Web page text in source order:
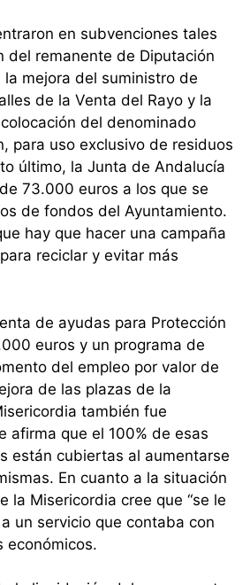
en subvenciones tales
del remanente de Diputación
mejora del suministro de
de la Venta del Rayo y la
del denominado
para uso exclusivo de residuos
último, la Junta de Andalucía
73.000 euros a los que se
de fondos del Ayuntamiento.
hay que hacer una campaña
reciclar y evitar más
de ayudas para Protección
euros y un programa de
del empleo por valor de
de las plazas de la
también fue
afirma que el 100% de esas
están cubiertas al aumentarse
En cuanto a la situación
la Misericordia cree que “se le
un servicio que contaba con
económicos.